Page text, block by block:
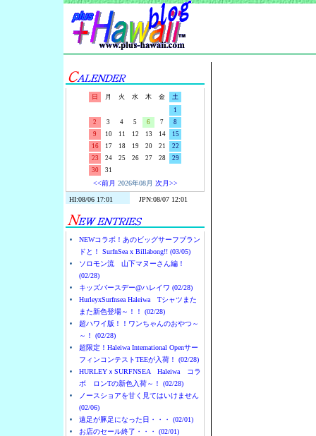
日 月 火 水 木 金
土
1
2
3 4 5 6 7
8
9
10 11 12 13 14
15
16
17 18 19 20 21
22
23
24 25 26 27 28
29
30
31
<<前月 2026年08月 次月>>
NEWコラボ！あのビッグサーフブラン
ドと！ SurfnSea x Billabong!! (03/05)
ソロモン流 山下マヌーさん編！
(02/28)
キッズバースデー@ハレイワ (02/28)
HurleyxSurfnsea Haleiwa Tシャツまた
また新色登場～！！ (02/28)
超ハワイ版！！ワンちゃんのおやつ～
～！ (02/28)
超限定！Haleiwa International Openサー
フィンコンテストTEEが入荷！ (02/28)
HURLEYｘSURFNSEA Haleiwa コラ
ボ ロンTの新色入荷～！ (02/28)
ノースショアを甘く見てはいけません
(02/06)
遠足が豚足になった日・・・ (02/01)
お店のセール終了・・・ (02/01)